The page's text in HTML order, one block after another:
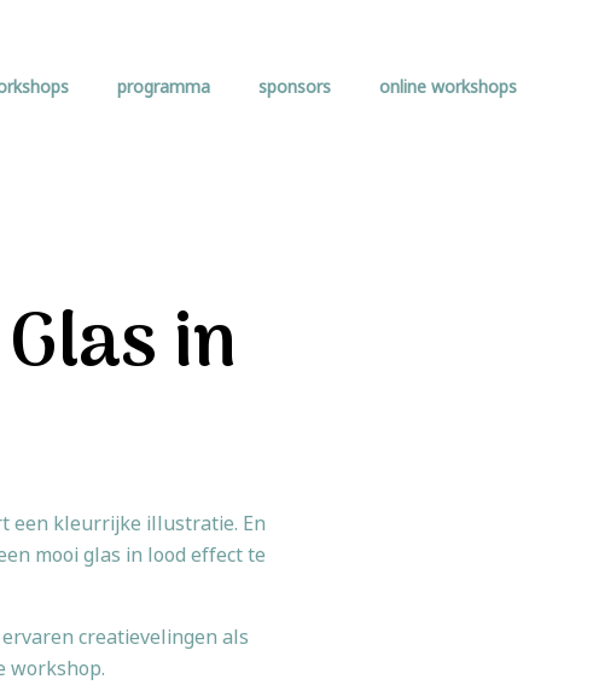
programma sponsors online workshops
in
een kleurrijke illustratie. En
mooi glas in lood effect te
creatievelingen als
workshop.